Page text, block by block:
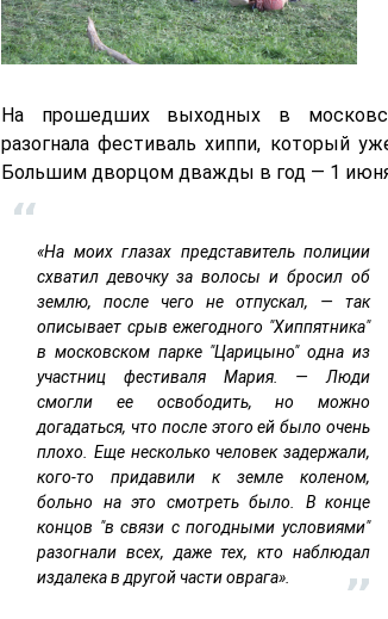
На прошедших выходных в
разогнала фестиваль хиппи, который
Большим дворцом дважды в год — 1 июня
«На моих глазах представитель полиции
схватил девочку за волосы и бросил об
землю, после чего не отпускал, — так
описывает срыв ежегодного "Хиппятника"
в московском парке "Царицыно" одна из
участниц фестиваля Мария. — Люди
смогли ее освободить, но можно
догадаться, что после этого ей было очень
плохо. Еще несколько человек задержали,
кого-то придавили к земле коленом,
больно на это смотреть было. В конце
концов "в связи с погодными условиями"
разогнали всех, даже тех, кто наблюдал
издалека в другой части оврага».